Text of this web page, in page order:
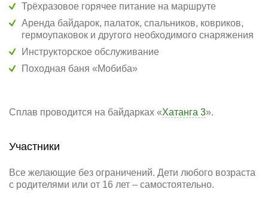
Трёхразовое горячее питание на маршруте
Аренда байдарок, палаток, спальников, ковриков,
гермоупаковок и другого необходимого снаряжения
Инструкторское обслуживание
Походная баня «Мобиба»
Сплав проводится на байдарках «Хатанга 3».
Участники
Все желающие без ограничений. Дети любого возраста
с родителями или от 16 лет – самостоятельно.